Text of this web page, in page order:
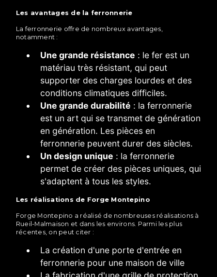
Les avantages de la ferronnerie
La ferronnerie offre de nombreux avantages,
notamment :
Une grande résistance : le fer est un
matériau très résistant, qui peut
supporter des charges lourdes et des
conditions climatiques difficiles.
Une grande durabilité : la ferronnerie
est un art qui se transmet de génération
en génération. Les pièces en
ferronnerie peuvent durer des siècles.
Un design unique : la ferronnerie
permet de créer des pièces uniques, qui
s'adaptent à tous les styles.
Les réalisations de Forge Montepino
Forge Montepino a réalisé de nombreuses réalisations à
Rueil-Malmaison et dans les environs. Parmi les plus
récentes, on peut citer :
La création d'une porte d'entrée en
ferronnerie pour une maison de ville